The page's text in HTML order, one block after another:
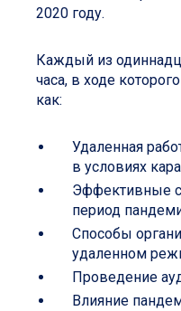
2020 году.
Каждый из
часа, в ходе
как:
Удаленная
в условиях
Эффективные
период
Способы
удаленном
Проведение
Влияние